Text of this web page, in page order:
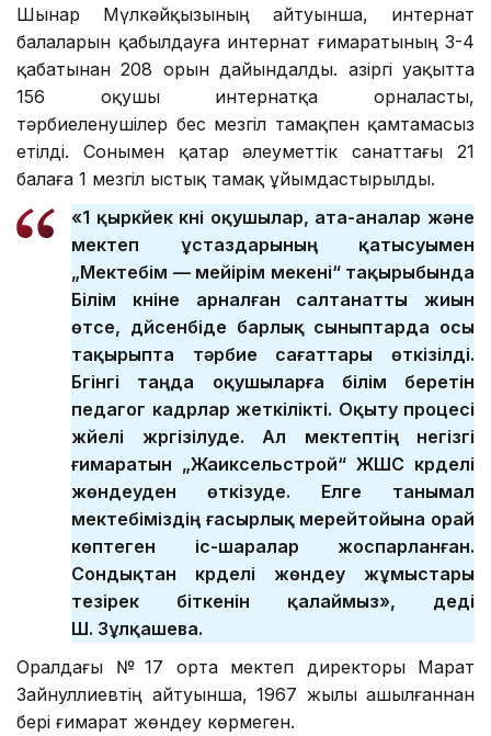
Шынар Мүлкәйқызының айтуынша, интернат
балаларын қабылдауға интернат ғимаратының 3-4
қабатынан 208 орын дайындалды. Қазіргі уақытта
156 оқушы интернатқа орналасты,
тәрбиеленушілер бес мезгіл тамақпен қамтамасыз
етілді. Сонымен қатар әлеуметтік санаттағы 21
балаға 1 мезгіл ыстық тамақ ұйымдастырылды.
«1 қыркүйек күні оқушылар, ата-аналар және
мектеп ұстаздарының қатысуымен
„Мектебім — мейірім мекені“ тақырыбында
Білім күніне арналған салтанатты жиын
өтсе, дүйсенбіде барлық сыныптарда осы
тақырыпта тәрбие сағаттары өткізілді.
Бүгінгі таңда оқушыларға білім беретін
педагог кадрлар жеткілікті. Оқыту процесі
жүйелі жүргізілуде. Ал мектептің негізгі
ғимаратын „Жаиксельстрой“ ЖШС күрделі
жөндеуден өткізуде. Елге танымал
мектебіміздің ғасырлық мерейтойына орай
көптеген іс-шаралар жоспарланған.
Сондықтан күрделі жөндеу жұмыстары
тезірек біткенін қалаймыз», деді
Ш. Зұлқашева.
Оралдағы № 17 орта мектеп директоры Марат
Зайнуллиевтің айтуынша, 1967 жылы ашылғаннан
бері ғимарат жөндеу көрмеген.